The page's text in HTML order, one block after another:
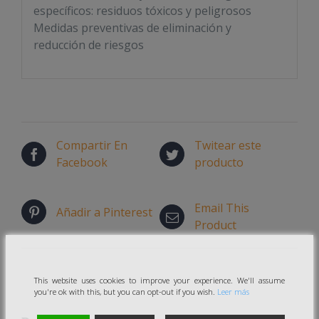
específicos: residuos tóxicos y peligrosos
Medidas preventivas de eliminación y
reducción de riesgos
Compartir En
Facebook
Twitear este
producto
Añadir a Pinterest
Email This
Product
This website uses cookies to improve your experience. We'll assume
you're ok with this, but you can opt-out if you wish. Leer más